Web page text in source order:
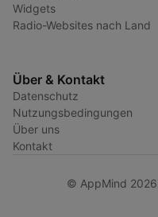
Widgets
Radio-Websites nach Land
Über & Kontakt
Datenschutz
Nutzungsbedingungen
Über uns
Kontakt
© AppMind